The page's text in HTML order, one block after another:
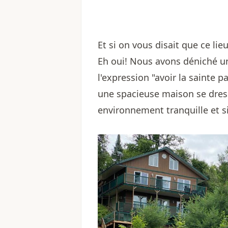
Et si on vous disait que ce
Eh oui! Nous avons déniché
l'expression "avoir la sainte
une spacieuse maison se
environnement tranquille et